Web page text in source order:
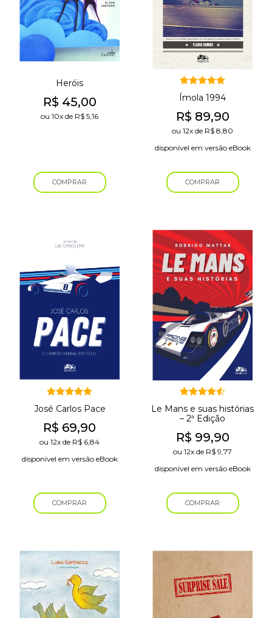
Heróis
R$ 45,00
ou 10x de R$ 5,16
COMPRAR
Avaliação
5.00de 5
Ímola 1994
R$ 89,90
ou 12x de R$ 8,80
disponível em versão eBook
COMPRAR
Avaliação
5.00de 5
José Carlos Pace
R$ 69,90
ou 12x de R$ 6,84
disponível em versão eBook
COMPRAR
4.50de 5
Le Mans e suas histórias
– 2ª Edição
R$ 99,90
ou 12x de R$ 9,77
disponível em versão eBook
COMPRAR